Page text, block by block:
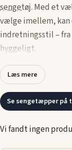
sengetøj. Med et
vælge imellem,
indretningsstil –
hyggeligt.
Sengetæpper giver
også ekstra varme
praktisk lag, der
du ønsker et let
til vinteren, kan du
Læs mere
Se sengetæpper på
Vi fandt ingen